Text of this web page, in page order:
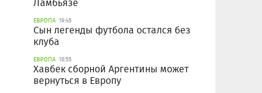
Ламбьязе
ЕВРОПА 19:45
Сын легенды футбола остался без
клуба
ЕВРОПА 18:55
Хавбек сборной Аргентины может
вернуться в Европу